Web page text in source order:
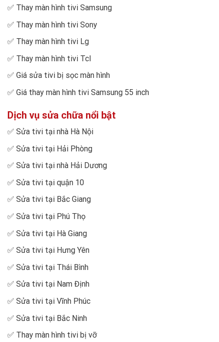
✅ Thay màn hình tivi Samsung
✅ Thay màn hình tivi Sony
✅ Thay màn hình tivi Lg
✅ Thay màn hình tivi Tcl
✅ Giá sửa tivi bị sọc màn hình
✅ Giá thay màn hình tivi Samsung 55 inch
Dịch vụ sửa chữa nổi bật
✅ Sửa tivi tại nhà Hà Nội
✅ Sửa tivi tại Hải Phòng
✅ Sửa tivi tại nhà Hải Dương
✅ Sửa tivi tại quận 10
✅ Sửa tivi tại Bắc Giang
✅ Sửa tivi tại Phú Thọ
✅ Sửa tivi tại Hà Giang
✅ Sửa tivi tại Hưng Yên
✅ Sửa tivi tại Thái Bình
✅ Sửa tivi tại Nam Định
✅ Sửa tivi tại Vĩnh Phúc
✅ Sửa tivi tại Bắc Ninh
✅ Thay màn hình tivi bị vỡ